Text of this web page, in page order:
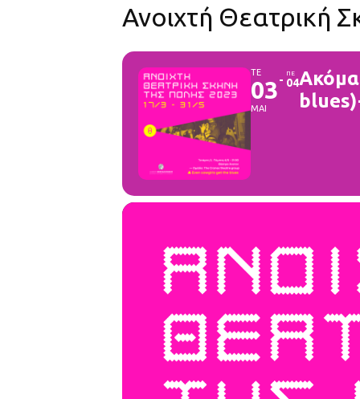
Ανοιχτή Θεατρική
ΤΕ
03
ΜΑΙ
ΠΕ
04Ακόμα